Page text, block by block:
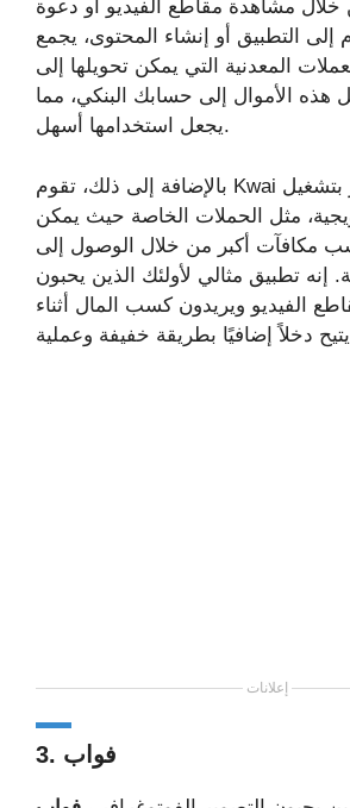
خلال مشاهدة مقاطع الفيديو أو دعوة
إلى التطبيق أو إنشاء المحتوى، يجمع
المعدنية التي يمكن تحويلها إلى
هذه الأموال إلى حسابك البنكي، مما
يجعل استخدامها أسهل.
بالإضافة إلى ذلك، تقوم Kwai بشكل متكرر بتشغيل
مثل الحملات الخاصة حيث يمكن
مكافآت أكبر من خلال الوصول إلى
إنه تطبيق مثالي لأولئك الذين يحبون
الفيديو ويريدون كسب المال أثناء
إعلانات
3. فواب